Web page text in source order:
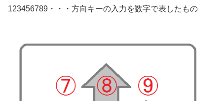
123456789・・・方向キーの入力を数字で表したもの